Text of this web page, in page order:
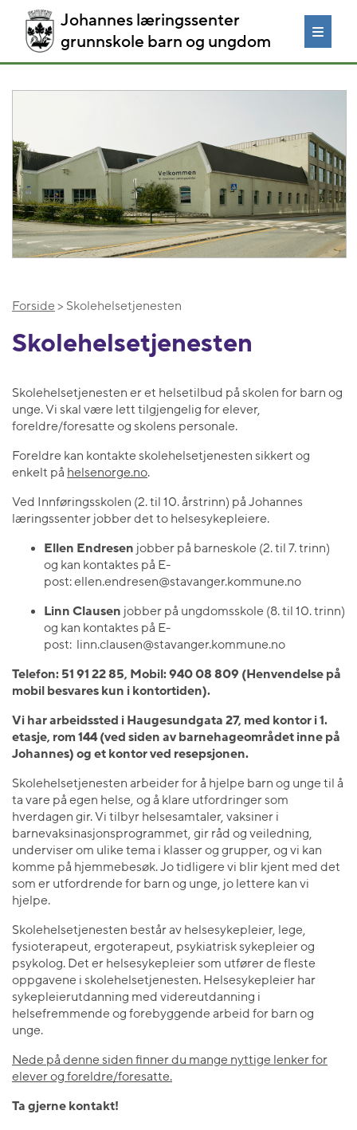
Johannes læringssenter
grunnskole barn og ungdom
Forside > Skolehelsetjenesten
Skolehelsetjenesten
Skolehelsetjenesten er et helsetilbud på skolen for barn og
unge. Vi skal være lett tilgjengelig for elever,
foreldre/foresatte og skolens personale.
Foreldre kan kontakte skolehelsetjenesten sikkert og
enkelt på helsenorge.no.
Ved Innføringsskolen (2. til 10. årstrinn) på Johannes
læringssenter jobber det to helsesykepleiere.
Ellen Endresen jobber på barneskole (2. til 7. trinn)
og kan kontaktes på E-
post: ellen.endresen@stavanger.kommune.no
Linn Clausen jobber på ungdomsskole (8. til 10. trinn)
og kan kontaktes på E-
post: linn.clausen@stavanger.kommune.no
Telefon: 51 91 22 85, Mobil: 940 08 809 (Henvendelse på
mobil besvares kun i kontortiden).
Vi har arbeidssted i Haugesundgata 27, med kontor i 1.
etasje, rom 144 (ved siden av barnehageområdet inne på
Johannes) og et kontor ved resepsjonen.
Skolehelsetjenesten arbeider for å hjelpe barn og unge til å
ta vare på egen helse, og å klare utfordringer som
hverdagen gir. Vi tilbyr helsesamtaler, vaksiner i
barnevaksinasjonsprogrammet, gir råd og veiledning,
underviser om ulike tema i klasser og grupper, og vi kan
komme på hjemmebesøk. Jo tidligere vi blir kjent med det
som er utfordrende for barn og unge, jo lettere kan vi
hjelpe.
Skolehelsetjenesten består av helsesykepleier, lege,
fysioterapeut, ergoterapeut, psykiatrisk sykepleier og
psykolog. Det er helsesykepleier som utfører de fleste
oppgavene i skolehelsetjenesten. Helsesykepleier har
sykepleierutdanning med videreutdanning i
helsefremmende og forebyggende arbeid for barn og
unge.
Nede på denne siden finner du mange nyttige lenker for
elever og foreldre/foresatte.
Ta gjerne kontakt!